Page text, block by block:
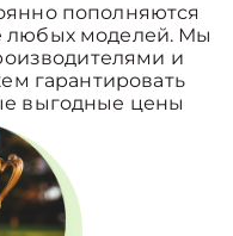
пополняются
любых моделей. Мы
и
гарантировать
выгодные цены